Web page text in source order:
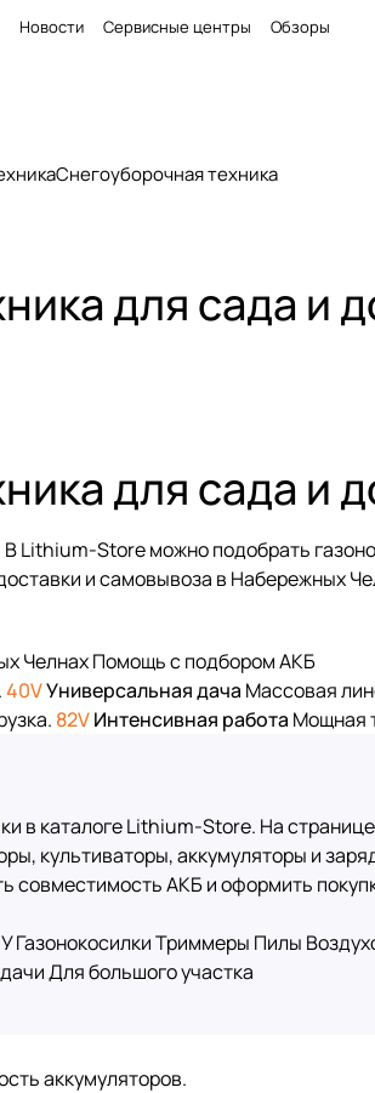
Новости Сервисные центры Обзоры
Снегоуборочная техника
для сада и
для сада и
Lithium-Store можно подобрать
и самовывоза в Набережных
ЧелнахПомощь с подбором АКБ
40VУниверсальная дача Массовая
82VИнтенсивная работа Мощная
в каталоге Lithium-Store. На
культиваторы, аккумуляторы и
совместимость АКБ и оформить
ГазонокосилкиТриммеры Пилы
Для большого участка
аккумуляторов.